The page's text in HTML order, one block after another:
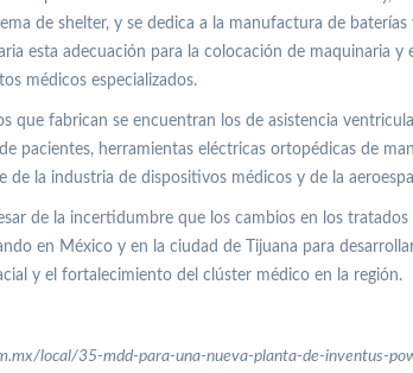
de shelter, y se dedica a la manufactura de
esta adecuación para la colocación de maquinaria
médicos especializados.
que fabrican se encuentran los de asistencia
pacientes, herramientas eléctricas ortopédicas de
de la industria de dispositivos médicos y de la
de la incertidumbre que los cambios en los
en México y en la ciudad de Tijuana para
y el fortalecimiento del clúster médico en la región.
local/35-mdd-para-una-nueva-planta-de-inventus-